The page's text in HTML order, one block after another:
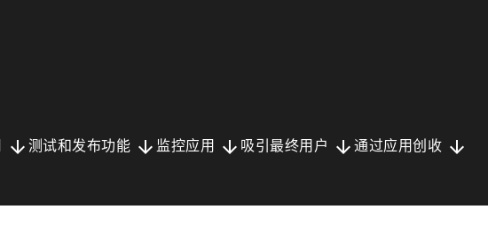
arrow_downward 测试和发布功能 arrow_downward监控应用 arrow_downward 吸引最终用户 arrow_downward 通过应用创收 arrow_downward